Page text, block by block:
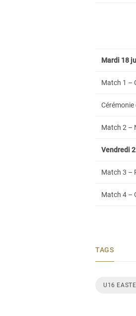
Mardi 18
Match 1 –
Cérémonie
Match 2 –
Vendredi
Match 3 –
Match 4 –
TAGS
U16